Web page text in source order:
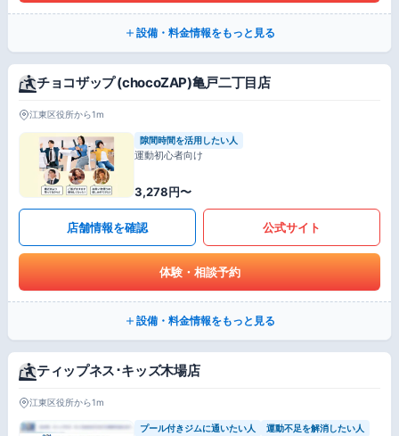
設備・料金情報をもっと見る
チョコザップ (chocoZAP)亀戸二丁目店
江東区役所から1m
隙間時間を活用したい人
運動初心者向け
3,278円〜
店舗情報を確認 公式サイト
体験・相談予約
設備・料金情報をもっと見る
ティップネス･キッズ木場店
江東区役所から1m
プール付きジムに通いたい人 運動不足を解消したい人